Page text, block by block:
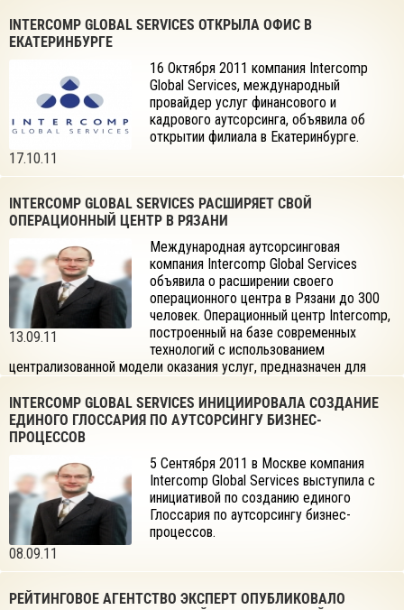
INTERCOMP GLOBAL SERVICES ОТКРЫЛА ОФИС В
ЕКАТЕРИНБУРГЕ
17.10.11
16 Октября 2011 компания Intercomp
Global Services, международный
провайдер услуг финансового и
кадрового аутсорсинга, объявила об
открытии филиала в Екатеринбурге.
INTERCOMP GLOBAL SERVICES РАСШИРЯЕТ СВОЙ
ОПЕРАЦИОННЫЙ ЦЕНТР В РЯЗАНИ
13.09.11
Международная аутсорсинговая
компания Intercomp Global Services
объявила о расширении своего
операционного центра в Рязани до 300
человек. Операционный центр Intercomp,
построенный на базе современных
технологий с использованием
централизованной модели оказания услуг, предназначен для
России.
INTERCOMP GLOBAL SERVICES ИНИЦИИРОВАЛА СОЗДАНИЕ
ЕДИНОГО ГЛОССАРИЯ ПО АУТСОРСИНГУ БИЗНЕС-
ПРОЦЕССОВ
08.09.11
5 Сентября 2011 в Москве компания
Intercomp Global Services выступила с
инициативой по созданию единого
Глоссария по аутсорсингу бизнес-
процессов.
РЕЙТИНГОВОЕ АГЕНТСТВО ЭКСПЕРТ ОПУБЛИКОВАЛО